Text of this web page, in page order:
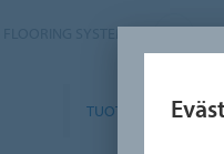
FLOORING SYSTEMS
TUOTTEET